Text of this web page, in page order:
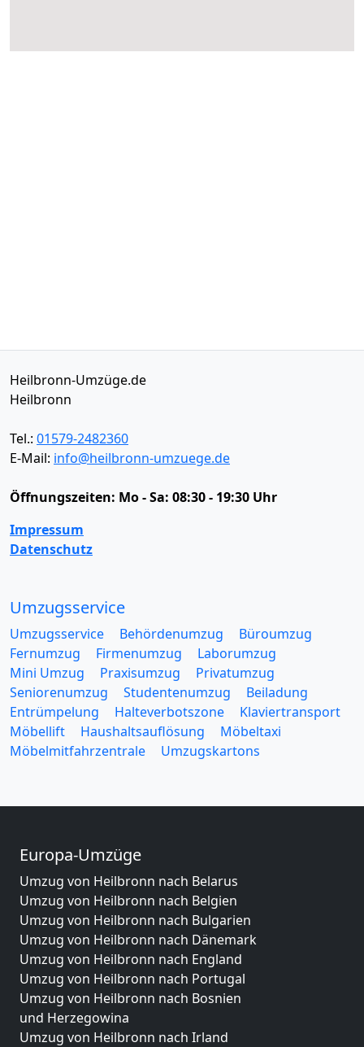
Heilbronn-Umzüge.de
Heilbronn
Tel.: 01579-2482360
E-Mail: info@heilbronn-umzuege.de
Öffnungszeiten: Mo - Sa: 08:30 - 19:30 Uhr
Impressum
Datenschutz
Umzugsservice
Umzugsservice Behördenumzug
Büroumzug
Fernumzug
Firmenumzug
Laborumzug
Mini Umzug
Praxisumzug
Privatumzug
Seniorenumzug
Studentenumzug
Beiladung
Entrümpelung
Halteverbotszone
Klaviertransport
Möbellift
Haushaltsauflösung
Möbeltaxi
Möbelmitfahrzentrale
Umzugskartons
Europa-Umzüge
Umzug von Heilbronn nach Belarus
Umzug von Heilbronn nach Belgien
Umzug von Heilbronn nach Bulgarien
Umzug von Heilbronn nach Dänemark
Umzug von Heilbronn nach England
Umzug von Heilbronn nach Portugal
Umzug von Heilbronn nach Bosnien
und Herzegowina
Umzug von Heilbronn nach Irland